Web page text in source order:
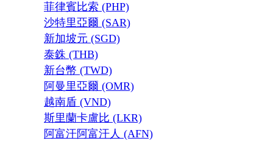
菲律賓比索 (PHP)
沙特里亞爾 (SAR)
新加坡元 (SGD)
泰銖 (THB)
新台幣 (TWD)
阿曼里亞爾 (OMR)
越南盾 (VND)
斯里蘭卡盧比 (LKR)
阿富汗阿富汗人 (AFN)